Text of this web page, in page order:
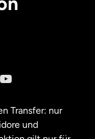
Transfer: nur
und